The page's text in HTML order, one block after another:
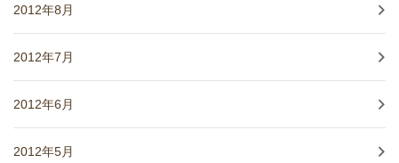
2012年8月
2012年7月
2012年6月
2012年5月